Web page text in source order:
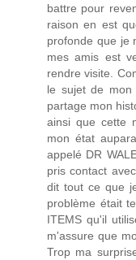
battre pour
raison en est
profonde que je
mes amis est
rendre visite.
le sujet de
partage mon
ainsi que cette
mon état
appelé DR
pris contact
dit tout ce que
problème était
ITEMS qu'il
m'assure que
Trop ma